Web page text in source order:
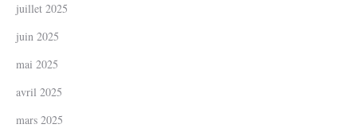
juillet 2025
juin 2025
mai 2025
avril 2025
mars 2025